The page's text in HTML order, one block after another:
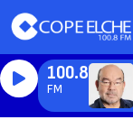
100.8
FM